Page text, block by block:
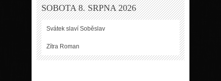
SOBOTA 8. SRPNA 2026
Svátek slaví Soběslav
Zítra Roman